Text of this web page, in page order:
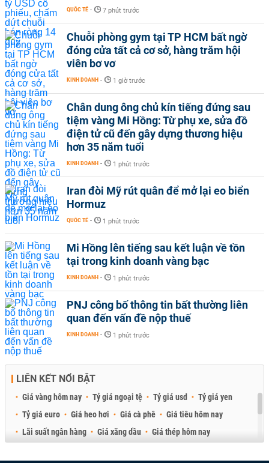
QUỐC TẾ - 7 phút trước
Chuỗi phòng gym tại TP HCM bất ngờ
đóng cửa tất cả cơ sở, hàng trăm hội
viên bơ vơ
KINH DOANH - 1 giờ trước
Chân dung ông chủ kín tiếng đứng sau
tiệm vàng Mi Hồng: Từ phụ xe, sửa đồ
điện tử cũ đến gây dựng thương hiệu
hơn 35 năm tuổi
KINH DOANH - 1 phút trước
Iran đòi Mỹ rút quân để mở lại eo biển
Hormuz
QUỐC TẾ - 1 phút trước
Mi Hồng lên tiếng sau kết luận về tồn
tại trong kinh doanh vàng bạc
KINH DOANH - 1 phút trước
PNJ công bố thông tin bất thường liên
quan đến vấn đề nộp thuế
KINH DOANH - 1 phút trước
LIÊN KẾT NỔI BẬT
Giá vàng hôm nay Tỷ giá ngoại tệ Tỷ giá usd
Tỷ giá yen
Tỷ giá euro
Giá heo hơi Giá cà phê
Giá tiêu hôm nay
Lãi suất ngân hàng
Giá xăng dầu
Giá thép hôm nay